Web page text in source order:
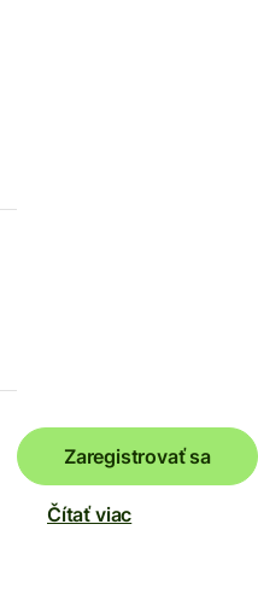
Zaregistrovať sa
Čítať viac